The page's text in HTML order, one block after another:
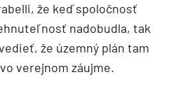
že keď spoločnosť
nadobudla, tak
že územný plán tam
verejnom záujme.